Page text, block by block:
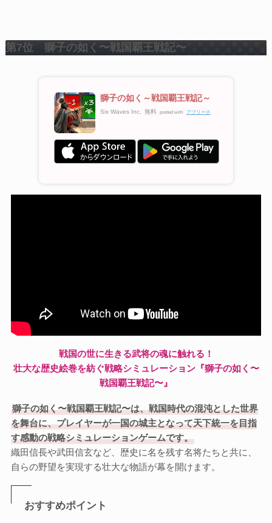
第7位 獅子の如く〜戦国覇王戦記〜
獅子の如く～戦国覇王戦記～
Six Waves Inc. 無料 posted with アプリーチ
戦国の世に生きる武将の魂に触れる！
壮大な歴史絵巻を紡ぐ戦略シミュレーション『獅子の如く〜
戦国覇王戦記〜』
獅子の如く〜戦国覇王戦記〜は、戦国時代の混沌とした世界
を舞台に、プレイヤーが一国の城主となって天下統一を目指
す感動の戦略シミュレーションゲームです。
織田信長や武田信玄など、歴史に名を残す名将たちと共に、
自らの野望を実現する壮大な物語が幕を開けます。
おすすめポイント